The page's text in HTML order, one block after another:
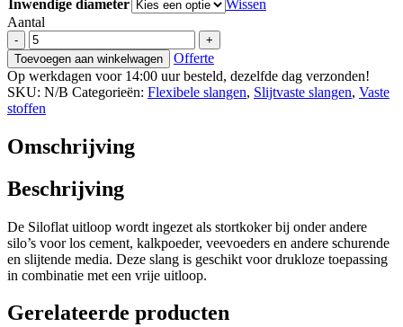
Inwendige diameter
Wissen
Aantal
-
Siloflat
uitloop
-
betonsilo
uitloopslang
aantal
+
Toevoegen aan winkelwagen
Offerte
Op werkdagen voor 14:00 uur besteld, dezelfde dag verzonden!
SKU: N/B Categorieën: Flexibele slangen, Slijtvaste slangen, Vaste
stoffen
Omschrijving
Beschrijving
De Siloflat uitloop wordt ingezet als stortkoker bij onder andere
silo’s voor los cement, kalkpoeder, veevoeders en andere schurende
en slijtende media. Deze slang is geschikt voor drukloze toepassing
in combinatie met een vrije uitloop.
Gerelateerde producten